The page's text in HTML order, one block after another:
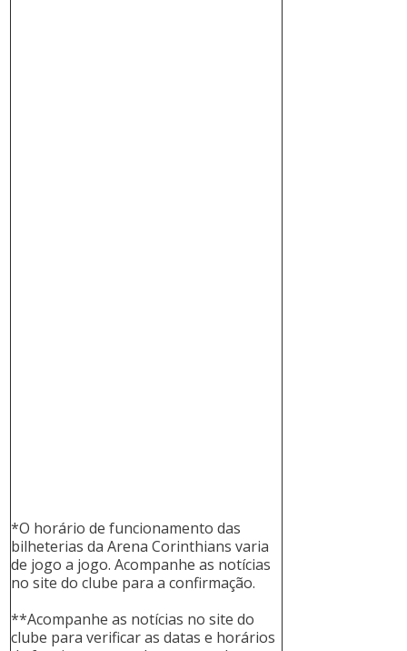
*O horário de funcionamento das
bilheterias da Arena Corinthians varia
de jogo a jogo. Acompanhe as notícias
no site do clube para a confirmação.
**Acompanhe as notícias no site do
clube para verificar as datas e horários